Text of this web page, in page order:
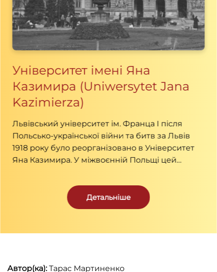
Університет імені Яна
Казимира (Uniwersytet Jana
Kazimierza)
Львівський університет ім. Франца І після
Польсько-української війни та битв за Львів
1918 року було реорганізовано в Університет
Яна Казимира. У міжвоєнній Польщі цей
найзначніших наукових та культурних центрів.
З початком радянської окупації 1939 року його
перейменували на Львівський державний
Детальніше
Автор(ка):Тарас Мартиненко